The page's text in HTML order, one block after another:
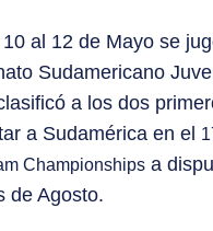
al 12 de Mayo se
Sudamericano
a los dos
a Sudamérica en el
Championships a
de Agosto.